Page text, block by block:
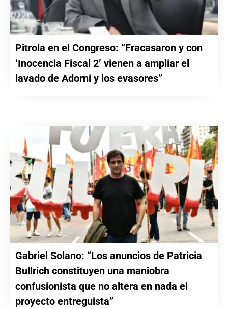
Pitrola en el Congreso: “Fracasaron y con
‘Inocencia Fiscal 2’ vienen a ampliar el
lavado de Adorni y los evasores”
Gabriel Solano: “Los anuncios de Patricia
Bullrich constituyen una maniobra
confusionista que no altera en nada el
proyecto entreguista”